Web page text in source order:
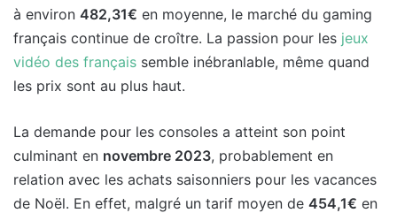
à environ 482,31€ en moyenne, le marché du gaming
français continue de croître. La passion pour les jeux
vidéo des français semble inébranlable, même quand
les prix sont au plus haut.
La demande pour les consoles a atteint son point
culminant en novembre 2023, probablement en
relation avec les achats saisonniers pour les vacances
de Noël. En effet, malgré un tarif moyen de 454,1€ en